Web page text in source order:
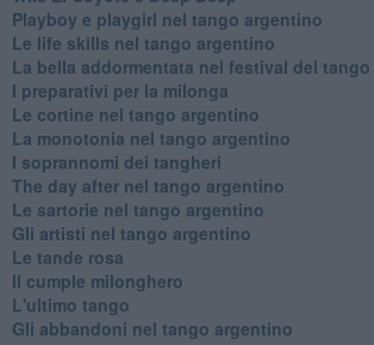
Playboy e playgirl nel tango argentino
Le life skills nel tango argentino
La bella addormentata nel festival del tango
I preparativi per la milonga
Le cortine nel tango argentino
La monotonia nel tango argentino
I soprannomi dei tangheri
The day after nel tango argentino
Le sartorie nel tango argentino
Gli artisti nel tango argentino
Le tande rosa
Il cumple milonghero
L'ultimo tango
Gli abbandoni nel tango argentino